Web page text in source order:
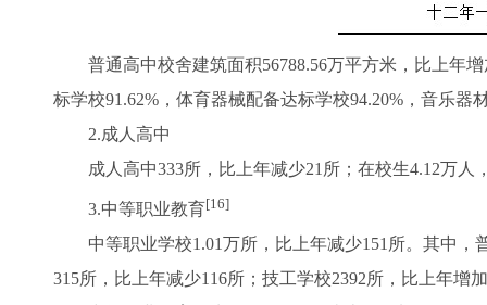
普通高中校舍建筑面积56788.56万平方米，比上年增
标学校91.62%，体育器械配备达标学校94.20%，音乐器
2.成人高中
成人高中333所，比上年减少21所；在校生4.12万人
3.中等职业教育[16]
中等职业学校1.01万所，比上年减少151所。其中，
315所，比上年减少116所；技工学校2392所，比上年增